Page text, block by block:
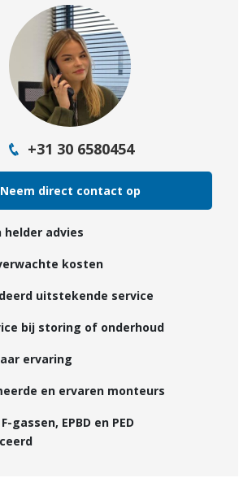
+31 30 6580454
Neem direct contact op
helder advies
kosten
uitstekende service
bij storing of onderhoud
ervaring
en ervaren monteurs
gassen, EPBD en PED